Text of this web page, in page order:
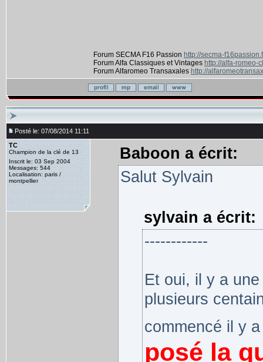
Forum SECMA F16 Passion http://secma-
Forum Alfa Classiques et Vintages http://alfa-romeo-
Forum Alfaromeo Transaxales http://
Posté le: 07/08/2014 11:11
TC
Champion de la clé de 13
Inscrit le: 03 Sep 2004
Messages: 544
Localisation: paris /
montpellier
Baboon a écrit:
Salut Sylvain
sylvain a écrit:
------------
Et oui, il y a
plusieurs
commencé il y
posé la